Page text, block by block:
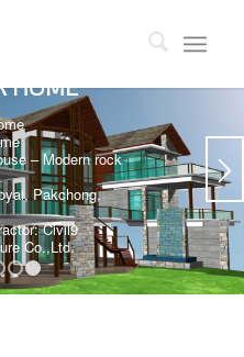
HOME
– Modern rock
Pakchong,
Civil9
Co.,Ltd.
1 2 3 4 5